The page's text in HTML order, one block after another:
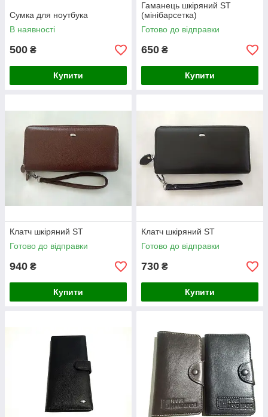
Сумка для ноутбука
В наявності
500 ₴
Купити
Гаманець шкіряний ST
(мінібарсетка)
Готово до відправки
650 ₴
Купити
Клатч шкіряний ST
Готово до відправки
940 ₴
Купити
Клатч шкіряний ST
Готово до відправки
730 ₴
Купити